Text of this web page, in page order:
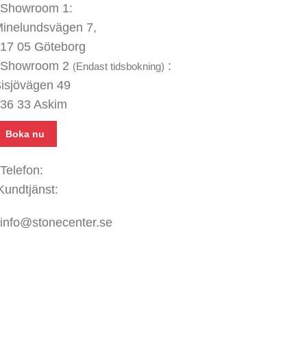
Showroom 1:
7,
05 Göteborg
Showroom 2 (Endast tidsbokning) :
49
33 Askim
Boka nu
Telefon:
info@stonecenter.se